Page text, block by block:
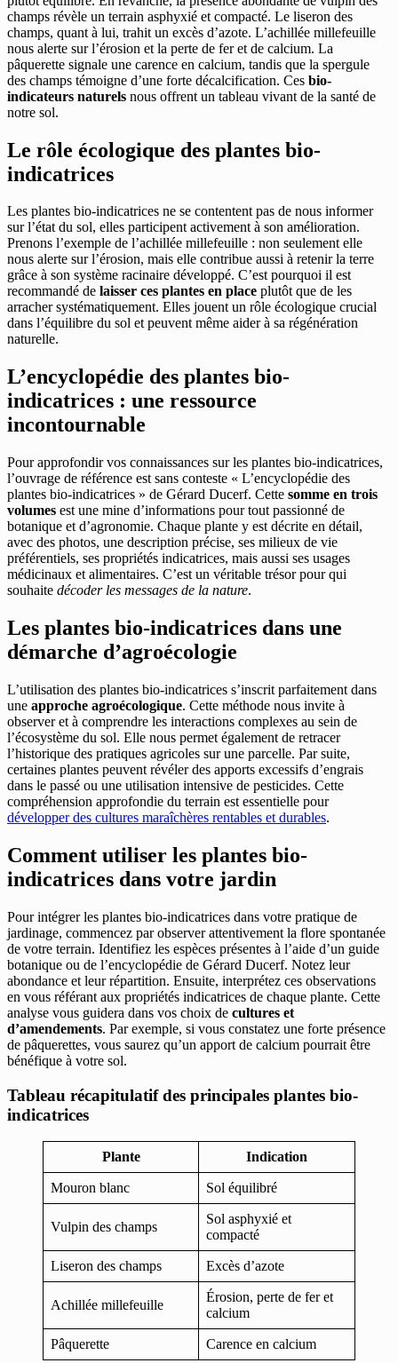
champs révèle un terrain asphyxié et compacté. Le liseron des
champs, quant à lui, trahit un excès d’azote. L’achillée millefeuille
nous alerte sur l’érosion et la perte de fer et de calcium. La
pâquerette signale une carence en calcium, tandis que la spergule
des champs témoigne d’une forte décalcification. Ces bio-
indicateurs naturels nous offrent un tableau vivant de la santé de
notre sol.
Le rôle écologique des plantes bio-
indicatrices
Les plantes bio-indicatrices ne se contentent pas de nous informer
sur l’état du sol, elles participent activement à son amélioration.
Prenons l’exemple de l’achillée millefeuille : non seulement elle
nous alerte sur l’érosion, mais elle contribue aussi à retenir la terre
grâce à son système racinaire développé. C’est pourquoi il est
recommandé de laisser ces plantes en place plutôt que de les
arracher systématiquement. Elles jouent un rôle écologique crucial
dans l’équilibre du sol et peuvent même aider à sa régénération
naturelle.
L’encyclopédie des plantes bio-
indicatrices : une ressource
incontournable
Pour approfondir vos connaissances sur les plantes bio-indicatrices,
l’ouvrage de référence est sans conteste « L’encyclopédie des
plantes bio-indicatrices » de Gérard Ducerf. Cette somme en trois
volumes est une mine d’informations pour tout passionné de
botanique et d’agronomie. Chaque plante y est décrite en détail,
avec des photos, une description précise, ses milieux de vie
préférentiels, ses propriétés indicatrices, mais aussi ses usages
médicinaux et alimentaires. C’est un véritable trésor pour qui
souhaite décoder les messages de la nature.
Les plantes bio-indicatrices dans une
démarche d’agroécologie
L’utilisation des plantes bio-indicatrices s’inscrit parfaitement dans
une approche agroécologique. Cette méthode nous invite à
observer et à comprendre les interactions complexes au sein de
l’écosystème du sol. Elle nous permet également de retracer
l’historique des pratiques agricoles sur une parcelle. Par suite,
certaines plantes peuvent révéler des apports excessifs d’engrais
dans le passé ou une utilisation intensive de pesticides. Cette
compréhension approfondie du terrain est essentielle pour
développer des cultures maraîchères rentables et durables.
Comment utiliser les plantes bio-
indicatrices dans votre jardin
Pour intégrer les plantes bio-indicatrices dans votre pratique de
jardinage, commencez par observer attentivement la flore spontanée
de votre terrain. Identifiez les espèces présentes à l’aide d’un guide
botanique ou de l’encyclopédie de Gérard Ducerf. Notez leur
abondance et leur répartition. Ensuite, interprétez ces observations
en vous référant aux propriétés indicatrices de chaque plante. Cette
analyse vous guidera dans vos choix de cultures et
d’amendements. Par exemple, si vous constatez une forte présence
de pâquerettes, vous saurez qu’un apport de calcium pourrait être
bénéfique à votre sol.
Tableau récapitulatif des principales plantes bio-
indicatrices
Plante Indication
Mouron blanc Sol équilibré
Vulpin des champs
Sol asphyxié et
compacté
Liseron des champs Excès d’azote
Achillée millefeuille
Érosion, perte de fer et
calcium
Pâquerette Carence en calcium